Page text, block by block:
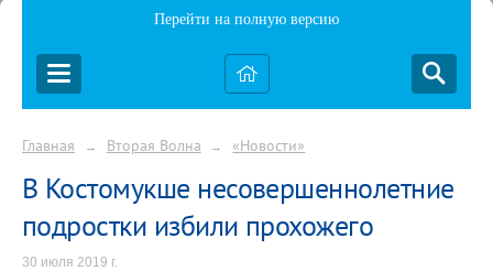
Перейти на полную версию
Главная → Вторая Волна → «Новости»
В Костомукше несовершеннолетние
подростки избили прохожего
30 июля 2019 г.